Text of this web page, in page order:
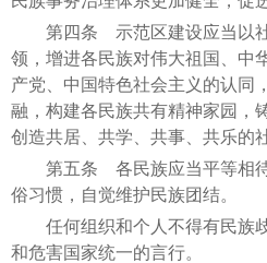
第四条 示范区建设应当以社
领，增进各民族对伟大祖国、中
产党、中国特色社会主义的认同
融，构建各民族共有精神家园，
创造共居、共学、共事、共乐的
第五条 各民族应当平等相待
俗习惯，自觉维护民族团结。
任何组织和个人不得有民族
和危害国家统一的言行。